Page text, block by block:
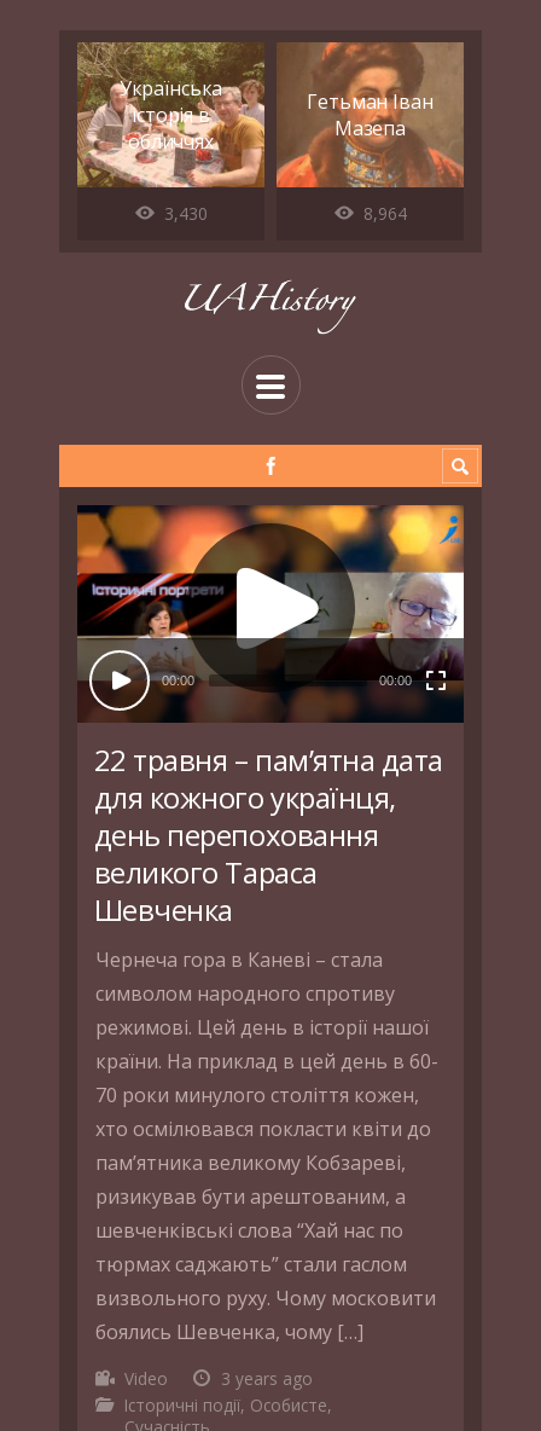
Українська
історія в
обличчях
3,430
Гетьман Іван
Мазепа
8,964
00:00 00:00
22 травня – пам’ятна дата
для кожного українця,
день перепоховання
великого Тараса
Шевченка
Чернеча гора в Каневі – стала
символом народного спротиву
режимові. Цей день в історії нашої
країни. На приклад в цей день в 60-
70 роки минулого століття кожен,
хто осмілювався покласти квіти до
пам’ятника великому Кобзареві,
ризикував бути арештованим, а
шевченківські слова “Хай нас по
тюрмах саджають” стали гаслом
визвольного руху. Чому московити
боялись Шевченка, чому […]
Video
3 years ago
Історичні події, Особисте,